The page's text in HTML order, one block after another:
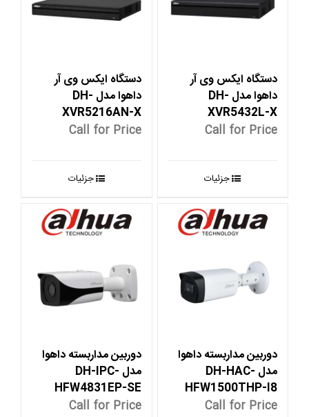
دستگاه ایکس وی آر
داهوا مدل DH-
XVR5432L-X
Call for Price
جزئیات
دستگاه ایکس وی آر
داهوا مدل DH-
XVR5216AN-X
Call for Price
جزئیات
دوربین مداربسته داهوا
مدل DH-HAC-
HFW1500THP-I8
Call for Price
دوربین مداربسته داهوا
مدل DH-IPC-
HFW4831EP-SE
Call for Price